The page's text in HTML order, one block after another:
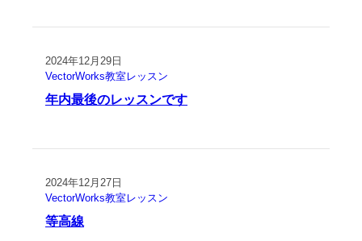
2024年12月29日
VectorWorks教室レッスン
年内最後のレッスンです
2024年12月27日
VectorWorks教室レッスン
等高線